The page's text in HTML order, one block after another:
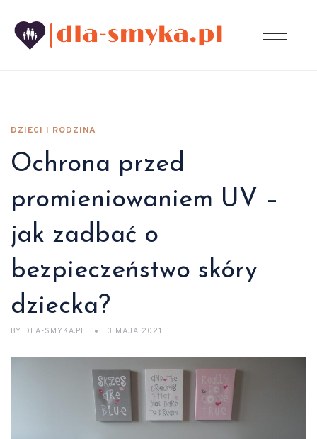
DZIECI I RODZINA
Ochrona przed
promieniowaniem UV –
jak zadbać o
bezpieczeństwo skóry
dziecka?
BY DLA-SMYKA.PL 3 MAJA 2021